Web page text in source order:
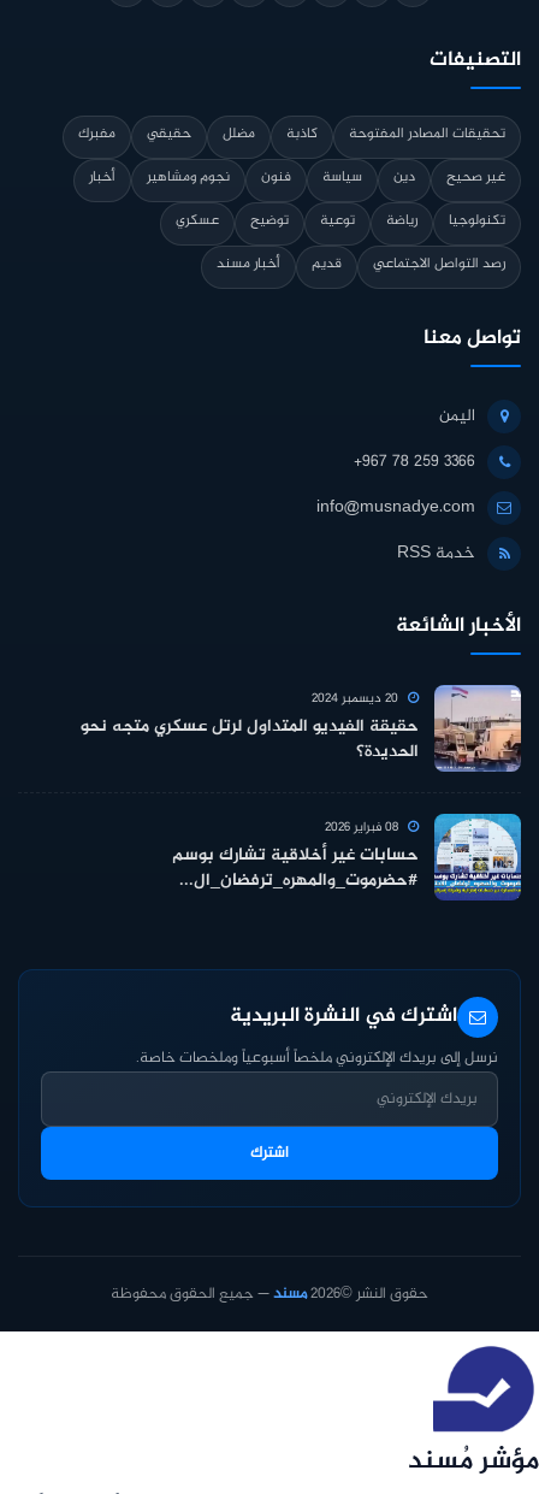
التصنيفات
تحقيقات المصادر المفتوحة كاذبة مضلل حقيقي
مفبرك
غير صحيح
دين سياسة فنون نجوم ومشاهير
أخبار
تكنولوجيا
رياضة توعية توضيح
عسكري
رصد التواصل الاجتماعي
قديم أخبار مسند
تواصل معنا
اليمن
+967 78 259 3366
info@musnadye.com
خدمة RSS
الأخبار الشائعة
حقيقة الفيديو المتداول لرتل عسكري متجه نحو
الحديدة؟
حسابات غير أخلاقية تشارك بوسم
#حضرموت_والمهره_ترفضان_ال...
اشترك في النشرة البريدية
نرسل إلى بريدك الإلكتروني ملخصاً أسبوعياً وملخصات خاصة.
اشترك
حقوق النشر ©2026 مسند— جميع الحقوق محفوظة
مؤشر مُسند